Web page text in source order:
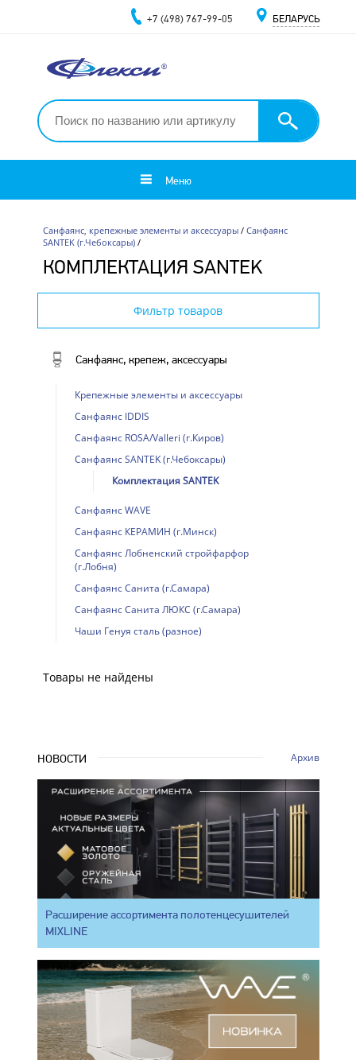
+7 (498) 767-99-05 БЕЛАРУСЬ
Меню
Санфаянс, крепежные элементы и аксессуары/ Санфаянс
SANTEK (г.Чебоксары)/
КОМПЛЕКТАЦИЯ SANTEK
Фильтр товаров
Санфаянс, крепеж, аксессуары
Крепежные элементы и аксессуары
Санфаянс IDDIS
Санфаянс ROSA/Valleri (г.Киров)
Санфаянс SANTEK (г.Чебоксары)
Комплектация SANTEK
Санфаянс WAVE
Санфаянс КЕРАМИН (г.Минск)
Санфаянс Лобненский стройфарфор
(г.Лобня)
Санфаянс Санита (г.Самара)
Санфаянс Санита ЛЮКС (г.Самара)
Чаши Генуя сталь (разное)
Товары не найдены
НОВОСТИ Архив
Расширение ассортимента полотенцесушителей
MIXLINE